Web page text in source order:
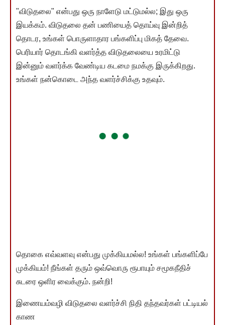
"விடுதலை" என்பது ஒரு நாளேடு மட்டுமல்ல; இது ஒரு
இயக்கம். விடுதலை தன் பணியைத் தொய்வு இன்றித்
தொடர, உங்கள் பொருளாதார பங்களிப்பு மிகத் தேவை.
பெரியார் தொடங்கி வளர்த்த விடுதலையை உரமிட்டு
இன்னும் வளர்க்க வேண்டிய கடமை நமக்கு இருக்கிறது.
உங்கள் நன்கொடை அந்த வளர்ச்சிக்கு உதவும்.
தொகை எவ்வளவு என்பது முக்கியமல்ல! உங்கள் பங்களிப்பே
முக்கியம்! நீங்கள் தரும் ஒவ்வொரு ரூபாயும் சமூகநீதிச்
சுடரை ஒளிர வைக்கும். நன்றி!
இணையம்வழி விடுதலை வளர்ச்சி நிதி தந்தவர்கள் பட்டியல்
காண